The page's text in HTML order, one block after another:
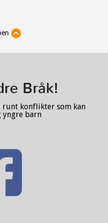
konflikter som kan
yngre barn